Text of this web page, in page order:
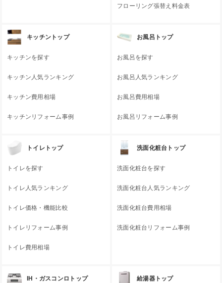
フローリング張替え料金表
キッチントップ
キッチンを探す
キッチン人気ランキング
キッチン費用相場
キッチンリフォーム事例
お風呂トップ
お風呂を探す
お風呂人気ランキング
お風呂費用相場
お風呂リフォーム事例
トイレトップ
トイレを探す
トイレ人気ランキング
トイレ価格・機能比較
トイレリフォーム事例
トイレ費用相場
洗面化粧台トップ
洗面化粧台を探す
洗面化粧台人気ランキング
洗面化粧台費用相場
洗面化粧台リフォーム事例
IH・ガスコンロトップ 給湯器トップ